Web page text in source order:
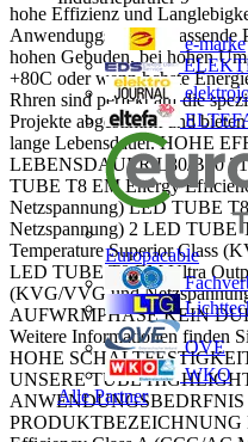
e-marke
Europacable
OVE
WKO
Alle Partner
hohe Effizienz und
Anwendungsfall das
hohen Gebuden, bei hohen
+80C oder wenn hchste
Rhren sind perfekt auf die
Projekte abgestimmt und
lange Lebensdauer. HOHE
LEBENSDAUER L80/B10
TUBE T8 EM Energy
Netzspannung) LED TUBE
Netzspannung) 2 LED TUBE
Temperature Superior Class
LED TUBE T8 EM Ultra
(KVG/VVG und
AUFWRMPHASE KEIN
Weitere Informationen finden
HOHE
UNSERE TUBE
PRODUKTBEZEICHNUNG